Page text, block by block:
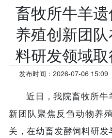
畜牧所牛羊
养殖创新团
料研发领域
发布时间：2026-07-06 15:09
近日，我院畜牧所牛
新团队聚焦反刍动物养
关，在幼畜发酵饲料研发